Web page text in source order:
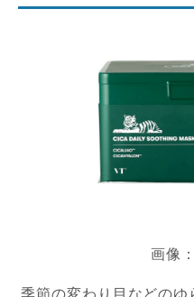
画像：
季節の変わり目などの